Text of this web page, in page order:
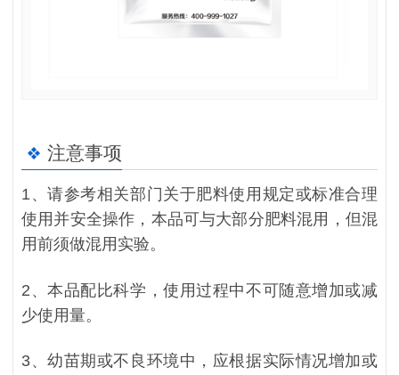
注意事项
1、请参考相关部门关于肥料使用规定或标准合理
使用并安全操作，本品可与大部分肥料混用，但混
用前须做混用实验。
2、本品配比科学，使用过程中不可随意增加或减
少使用量。
3、幼苗期或不良环境中，应根据实际情况增加或